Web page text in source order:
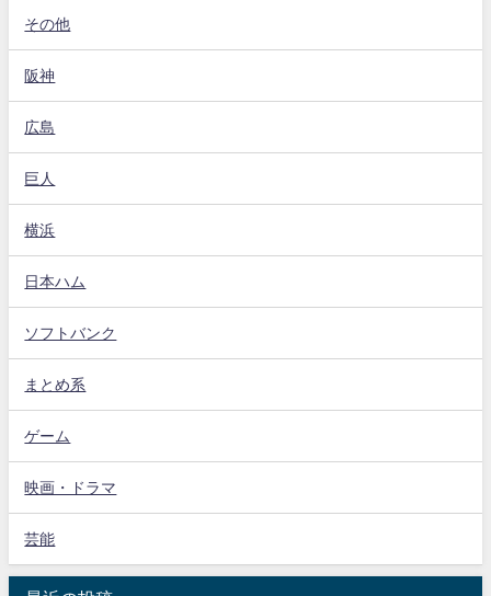
その他
阪神
広島
巨人
横浜
日本ハム
ソフトバンク
まとめ系
ゲーム
映画・ドラマ
芸能